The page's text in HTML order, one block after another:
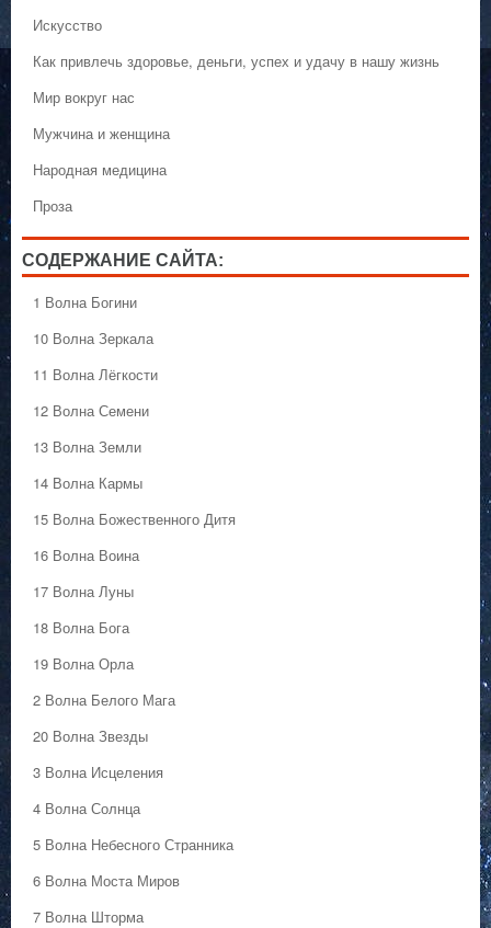
Искусство
Как привлечь здоровье, деньги, успех и удачу в нашу жизнь
Мир вокруг нас
Мужчина и женщина
Народная медицина
Проза
СОДЕРЖАНИЕ САЙТА:
1 Волна Богини
10 Волна Зеркала
11 Волна Лёгкости
12 Волна Семени
13 Волна Земли
14 Волна Кармы
15 Волна Божественного Дитя
16 Волна Воина
17 Волна Луны
18 Волна Бога
19 Волна Орла
2 Волна Белого Мага
20 Волна Звезды
3 Волна Исцеления
4 Волна Солнца
5 Волна Небесного Странника
6 Волна Моста Миров
7 Волна Шторма